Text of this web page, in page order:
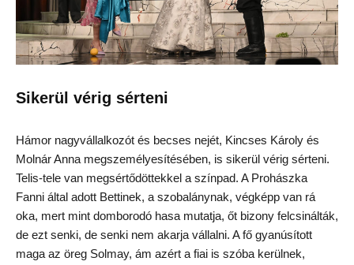
Sikerül vérig sérteni
Hámor nagyvállalkozót és becses nejét, Kincses Károly és
Molnár Anna megszemélyesítésében, is sikerül vérig sérteni.
Telis-tele van megsértődöttekkel a színpad. A Prohászka
Fanni által adott Bettinek, a szobalánynak, végképp van rá
oka, mert mint domborodó hasa mutatja, őt bizony felcsinálták,
de ezt senki, de senki nem akarja vállalni. A fő gyanúsított
maga az öreg Solmay, ám azért a fiai is szóba kerülnek,